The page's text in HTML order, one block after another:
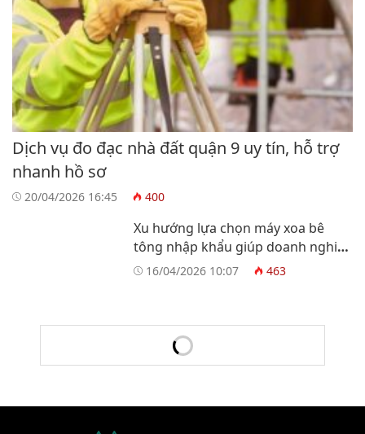
Dịch vụ đo đạc nhà đất quận 9 uy tín, hỗ trợ
nhanh hồ sơ
20/04/2026 16:45 400
Xu hướng lựa chọn máy xoa bê
tông nhập khẩu giúp doanh nghiệp
tối ưu vận hành
16/04/2026 10:07 463